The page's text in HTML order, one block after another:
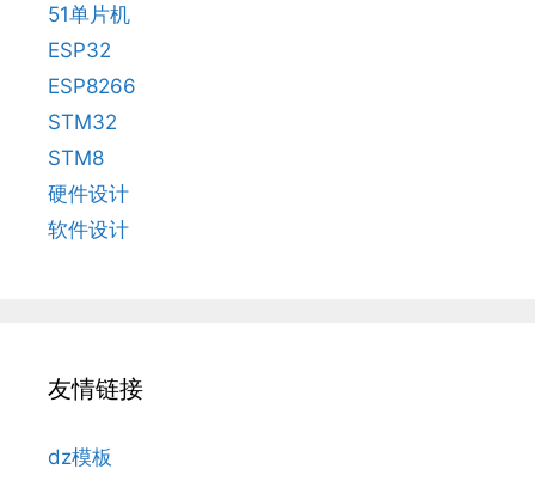
51单片机
ESP32
ESP8266
STM32
STM8
硬件设计
软件设计
友情链接
dz模板